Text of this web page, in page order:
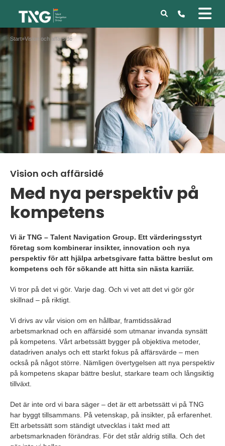
Start»Vision och affärsidé
Vision och affärsidé
Med nya perspektiv på
kompetens
Vi är TNG – Talent Navigation Group. Ett värderingsstyrt
företag som kombinerar insikter, innovation och nya
perspektiv för att hjälpa arbetsgivare fatta bättre beslut om
kompetens och för sökande att hitta sin nästa karriär.
Vi tror på det vi gör. Varje dag. Och vi vet att det vi gör gör
skillnad – på riktigt.
Vi drivs av vår vision om en hållbar, framtidssäkrad
arbetsmarknad och en affärsidé som utmanar invanda synsätt
på kompetens. Vårt arbetssätt bygger på objektiva metoder,
datadriven analys och ett starkt fokus på affärsvärde – men
också på något större. Nämligen övertygelsen att nya perspektiv
på kompetens skapar bättre beslut, starkare team och långsiktig
tillväxt.
Det är inte ord vi bara säger – det är ett arbetssätt vi på TNG
har byggt tillsammans. På vetenskap, på insikter, på erfarenhet.
Ett arbetssätt som ständigt utvecklas i takt med att
arbetsmarknaden förändras. För det står aldrig stilla. Och det